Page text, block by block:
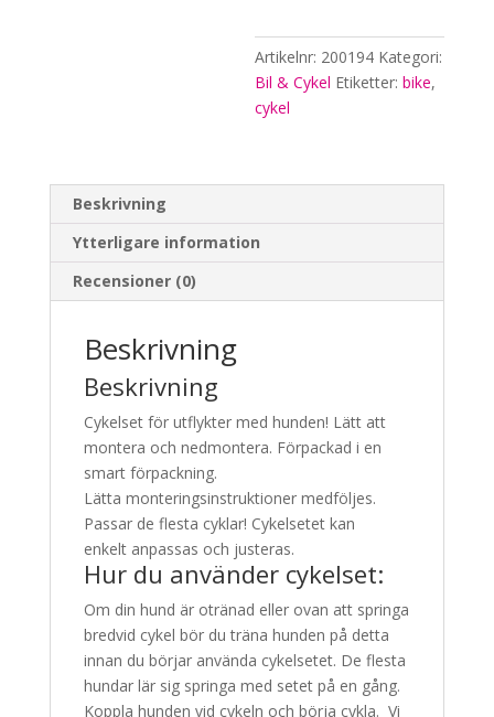
XL
mängd
Artikelnr: 200194 Kategori:
Bil & Cykel Etiketter:bike,
cykel
Beskrivning
Ytterligare information
Recensioner (0)
Beskrivning
Beskrivning
Cykelset för utflykter med hunden! Lätt att
montera och nedmontera. Förpackad i en
smart förpackning.
Lätta monteringsinstruktioner medföljes.
Passar de flesta cyklar! Cykelsetet kan
enkelt anpassas och justeras.
Hur du använder cykelset:
Om din hund är otränad eller ovan att springa
bredvid cykel bör du träna hunden på detta
innan du börjar använda cykelsetet. De flesta
hundar lär sig springa med setet på en gång.
Koppla hunden vid cykeln och börja cykla. Vi